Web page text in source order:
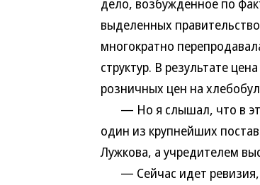
дело, возбужденное по
выделенных
многократно
структур. В результате
розничных цен на
— Но я слышал, что в
один из крупнейших
Лужкова, а учредителем
— Сейчас идет ревизия,